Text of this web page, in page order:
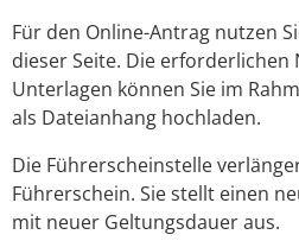
Für den Online-Antrag nutzen
dieser Seite. Die erforderlichen
Unterlagen können Sie im
als Dateianhang hochladen.
Die Führerscheinstelle
Führerschein. Sie stellt einen
mit neuer Geltungsdauer aus.